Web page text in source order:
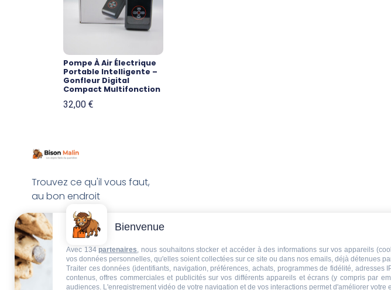
Pompe À Air Électrique
Portable Intelligente –
Gonfleur Digital
Compact Multifonction
32,00 €
Trouvez ce qu'il vous faut,
au bon endroit
Bienvenue
Avec 134 partenaires, nous souhaitons stocker et accéder à des informations sur vos appareils
vos données personnelles, qu'elles soient collectées sur ce site ou dans nos emails, déjà détenues
Traiter ces données (identifiants, navigation, préférences, achats, programmes de fidélité,
contenus, offres commerciales et publicités sur vos différents appareils et écrans (y compris par
audiences. L'enregistrement vidéo de votre navigation et de vos interactions permet d'améliorer votre